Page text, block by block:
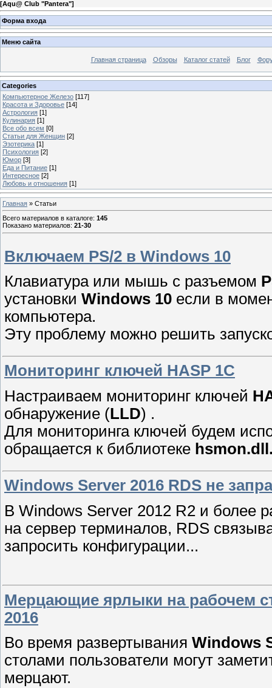
[Aqu@ Club "Pantera"]
Форма входа
Меню сайта
Главная страница Обзоры Каталог статей Блог
Categories
Компьютерное Железо [117]
Красота и Здоровье [14]
Астрология [1]
Кулинария [1]
Все обо всем [0]
Статьи для Женщин [2]
Эзотерика [1]
Психология [2]
Юмор [3]
Еда и Питание [1]
Интересное [2]
Любовь и отношения [1]
Главная » Статьи
Всего материалов в каталоге: 145
Показано материалов: 21-30
Включаем PS/2 в Windows 10
Клавиатура или мышь с разъемом
установки Windows 10 если в
компьютера.
Эту проблему можно решить
Мониторинг ключей HASP 1C
Настраиваем мониторинг ключей
обнаружение (LLD) .
Для мониторинга ключей будем
обращается к библиотеке
Windows Server 2016 RDS не
В Windows Server 2012 R2 и более
на сервер терминалов, RDS
запросить конфигурации...
Мерцающие ярлыки на рабочем
2016
Во время развертывания Windows
столами пользователи могут
мерцают.